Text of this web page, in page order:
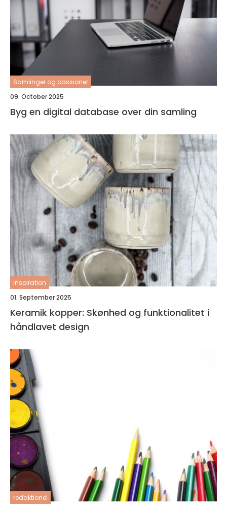
Samlinger og passioner
09. October 2025
Byg en digital database over din samling
inspiration
01. September 2025
Keramik kopper: Skønhed og funktionalitet i
håndlavet design
redaktionel